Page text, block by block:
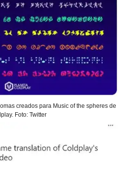
creados para Music of the spheres de
Foto: Twitter